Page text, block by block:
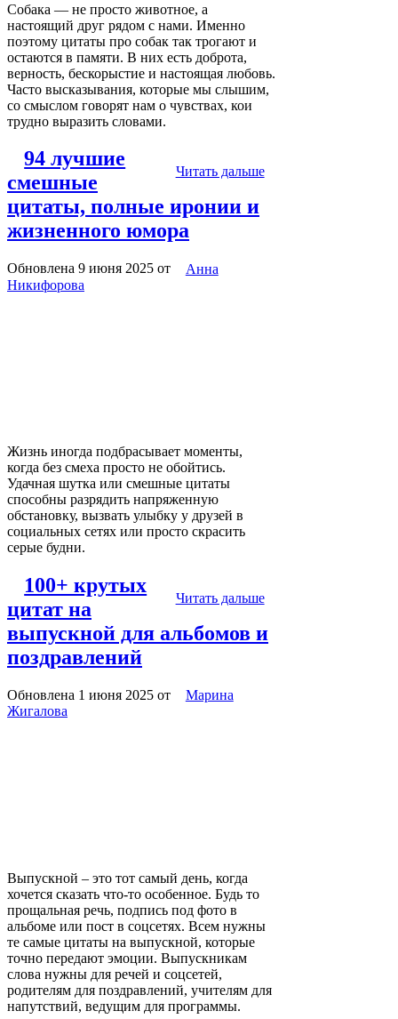
Собака — не просто животное, а
настоящий друг рядом с нами. Именно
поэтому цитаты про собак так трогают и
остаются в памяти. В них есть доброта,
верность, бескорыстие и настоящая любовь.
Часто высказывания, которые мы слышим,
со смыслом говорят нам о чувствах, кои
трудно выразить словами.
Читать дальше
94 лучшие
смешные
цитаты, полные иронии и
жизненного юмора
Обновлена 9 июня 2025 от
Анна
Никифорова
Жизнь иногда подбрасывает моменты,
когда без смеха просто не обойтись.
Удачная шутка или смешные цитаты
способны разрядить напряженную
обстановку, вызвать улыбку у друзей в
социальных сетях или просто скрасить
серые будни.
Читать дальше
100+ крутых
цитат на
выпускной для альбомов и
поздравлений
Обновлена 1 июня 2025 от
Марина
Жигалова
Выпускной – это тот самый день, когда
хочется сказать что-то особенное. Будь то
прощальная речь, подпись под фото в
альбоме или пост в соцсетях. Всем нужны
те самые цитаты на выпускной, которые
точно передают эмоции. Выпускникам
слова нужны для речей и соцсетей,
родителям для поздравлений, учителям для
напутствий, ведущим для программы.